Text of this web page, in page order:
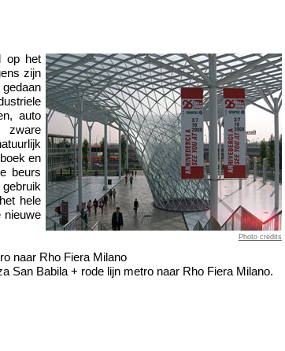
Photo credits
op het
zijn
auto
zware
en
beurs
hele
nieuwe
naar Rho Fiera Milano
San Babila + rode lijn metro naar Rho Fiera Milano.